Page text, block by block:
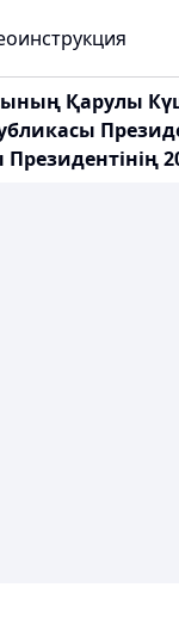
Қарулы